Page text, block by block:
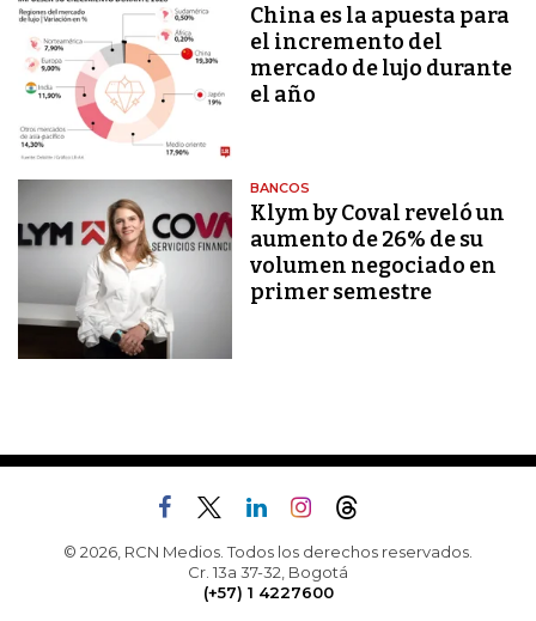
China es la apuesta para
el incremento del
mercado de lujo durante
el año
BANCOS
Klym by Coval reveló un
aumento de 26% de su
volumen negociado en
primer semestre
© 2026, RCN Medios. Todos los derechos reservados.
Cr. 13a 37-32, Bogotá
(+57) 1 4227600